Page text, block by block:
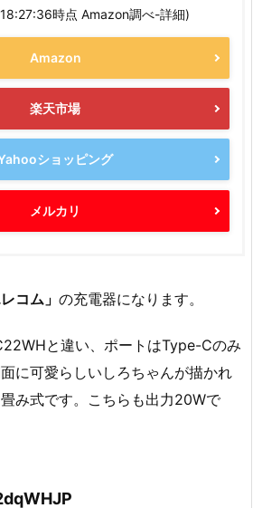
時点 Amazon調べ-詳細)
Amazon
楽天市場
ショッピング
メルカリ
レコム」 の充電器になります。
と違い、ポートはType-Cのみ
に可愛らしいしろちゃんが描かれ
み式です。こちらも出力20Wで